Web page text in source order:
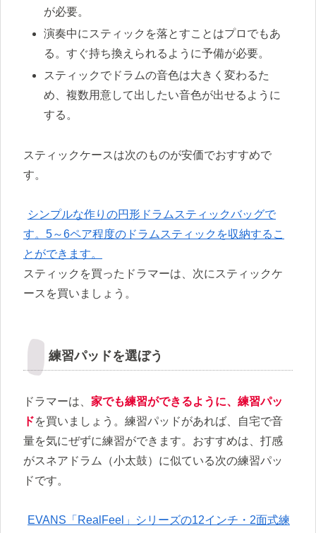
が必要。
演奏中にスティックを落とすことはプロでもあ
る。すぐ持ち換えられるように予備が必要。
スティックでドラムの音色は大きく変わるた
め、複数用意して出したい音色が出せるように
する。
スティックケースは次のものが安価でおすすめで
す。
シンプルな作りの円形ドラムスティックバッグで
す。5～6ペア程度のドラムスティックを収納するこ
とができます。
スティックを買ったドラマーは、次にスティックケ
ースを買いましょう。
練習パッドを選ぼう
ドラマーは、 家でも練習ができるように、練習パッ
ドを買いましょう。練習パッドがあれば、自宅で音
量を気にぜずに練習ができます。おすすめは、打感
がスネアドラム（小太鼓）に似ている次の練習パッ
ドです。
EVANS「RealFeel」シリーズの12インチ・2面式練